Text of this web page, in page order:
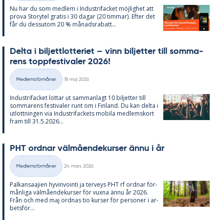
Nu har du som med­lem i In­du­stri­fac­ket möj­lig­het att
prova Sto­ry­tel gra­tis i 30 da­gar (20 tim­mar). Ef­ter det
får du dess­utom 20 % må­nads­ra­ba­tt...
Del­ta i bil­jett­lot­te­ri­et – vinn bil­jet­ter till som­ma­
rens topp­fes­ti­va­ler 2026!
Kategorier
Medlemsförmåner
18 maj 2026
In­du­stri­fac­ket lot­tar ut sam­man­lagt 10 bil­jet­ter till
som­ma­rens fes­ti­va­ler runt om i Fin­land. Du kan del­ta i
ut­lott­ning­en via In­du­stri­fac­kets mo­bi­la med­lems­kort
fram till 31.5.2026...
PHT ord­nar väl­må­en­de­kur­ser ännu i år
Kategorier
Medlemsförmåner
24 mars 2026
Pal­kan­saa­ji­en hy­vin­vo­in­ti ja ter­veys PHT rf ord­nar för­
mån­li­ga väl­må­en­de­kur­ser för vux­na ännu år 2026.
Från och med maj ord­nas tio kur­ser för per­so­ner i ar­
bets­för...